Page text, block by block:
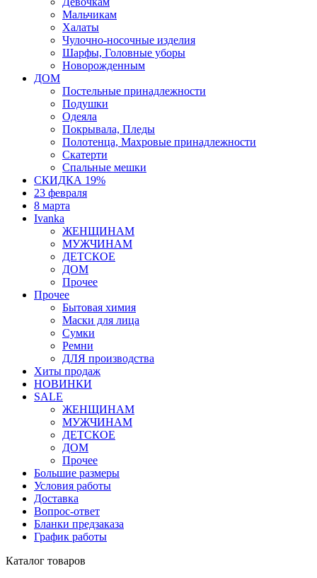
Мальчикам
Халаты
Чулочно-носочные изделия
Шарфы, Головные уборы
Новорожденным
ДОМ
Постельные принадлежности
Подушки
Одеяла
Покрывала, Пледы
Полотенца, Махровые принадлежности
Скатерти
Спальные мешки
СКИДКА 19%
23 февраля
8 марта
Ivanka
ЖЕНЩИНАМ
МУЖЧИНАМ
ДЕТСКОЕ
ДОМ
Прочее
Прочее
Бытовая химия
Маски для лица
Сумки
Ремни
ДЛЯ производства
Хиты продаж
НОВИНКИ
SALE
ЖЕНЩИНАМ
МУЖЧИНАМ
ДЕТСКОЕ
ДОМ
Прочее
Большие размеры
Условия работы
Доставка
Вопрос-ответ
Бланки предзаказа
График работы
Каталог товаров